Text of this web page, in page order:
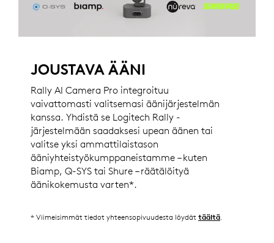
JOUSTAVA ÄÄNI
Rally AI Camera Pro integroituu
vaivattomasti valitsemasi äänijärjestelmän
kanssa. Yhdistä se Logitech Rally -
järjestelmään saadaksesi upean äänen tai
valitse yksi ammattilaistason
ääniyhteistyökumppaneistamme – kuten
Biamp, Q-SYS tai Shure – räätälöityä
äänikokemusta varten*.
* Viimeisimmät tiedot yhteensopivuudesta löydät täältä